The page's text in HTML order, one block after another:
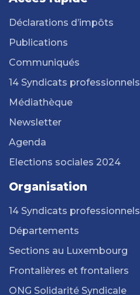
Déclarations d’impôts
Publications
Communiqués
14 Syndicats professionnels
Médiathèque
Newsletter
Agenda
Elections sociales 2024
Organisation
14 Syndicats professionnels
Départements
Sections au Luxembourg
Frontalières et frontaliers
ONG Solidarité Syndicale